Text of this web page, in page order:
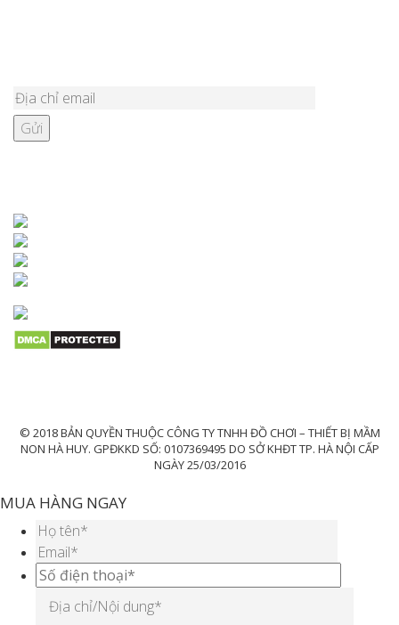
© 2018 BẢN QUYỀN THUỘC CÔNG TY TNHH ĐỒ CHƠI – THIẾT BỊ MẦM
NON HÀ HUY. GPĐKKD SỐ: 0107369495 DO SỞ KHĐT TP. HÀ NỘI CẤP
NGÀY 25/03/2016
MUA HÀNG NGAY